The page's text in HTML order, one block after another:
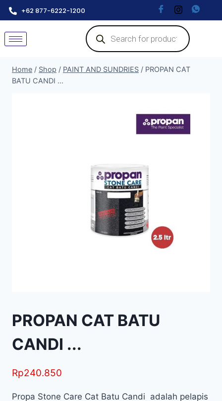
+62 877-6222-1200
Home / Shop / PAINT AND SUNDRIES / PROPAN CAT
BATU CANDI ...
PROPAN CAT BATU
CANDI ...
Rp240.850
Propa Stone Care Cat Batu Candi adalah pelapis